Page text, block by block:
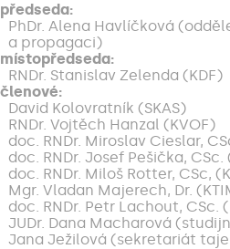
předseda:
PhDr. Alena Havlíčková
a propagaci)
místopředseda:
RNDr. Stanislav Zelenda (KDF)
členové:
David Kolovratník (SKAS)
RNDr. Vojtěch Hanzal (KVOF)
doc. RNDr. Miroslav Cieslar,
doc. RNDr. Josef Pešička, CSc.
doc. RNDr. Miloš Rotter, CSc,
Mgr. Vladan Majerech, Dr.
doc. RNDr. Petr Lachout, CSc.
JUDr. Dana Macharová
Jana Ježilová (sekretariát